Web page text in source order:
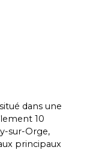
dans une
10
sur-Orge,
principaux